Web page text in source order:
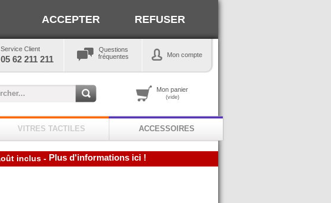
ACCEPTER REFUSER
Service Client
05 62 211 211
Questions
fréquentes
Mon compte
Mon panier
(vide)
VITRES TACTILES ACCESSOIRES
- Plus d'informations ici !